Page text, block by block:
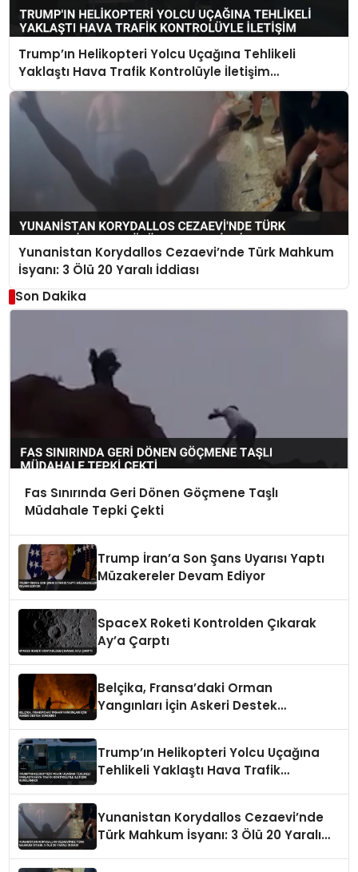
Trump’ın Helikopteri Yolcu Uçağına Tehlikeli
Yaklaştı Hava Trafik Kontrolüyle İletişim
Kurulamadı
Yunanistan Korydallos Cezaevi’nde Türk Mahkum
İsyanı: 3 Ölü 20 Yaralı İddiası
Son Dakika
Fas Sınırında Geri Dönen Göçmene Taşlı
Müdahale Tepki Çekti
Trump İran’a Son Şans Uyarısı Yaptı
Müzakereler Devam Ediyor
SpaceX Roketi Kontrolden Çıkarak
Ay’a Çarptı
Belçika, Fransa’daki Orman
Yangınları İçin Askeri Destek
Trump’ın Helikopteri Yolcu Uçağına
Tehlikeli Yaklaştı Hava Trafik
Yunanistan Korydallos Cezaevi’nde
Türk Mahkum İsyanı: 3 Ölü 20 Yaralı